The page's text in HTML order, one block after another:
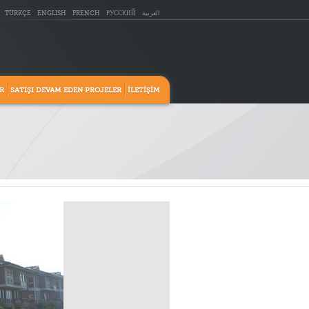
TÜRKÇE ENGLISH FRENCH РУССКИЙ العربية
SATIŞI DEVAM EDEN PROJELER İLETİŞİM